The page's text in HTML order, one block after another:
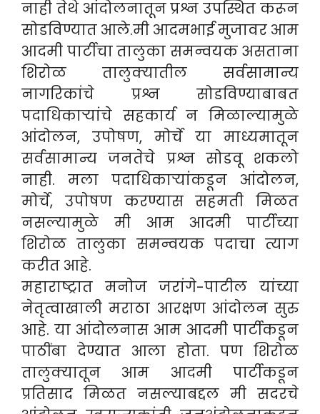
नाही तेथे आंदोलनातून प्रश्न उपस्थित करून
सोडविण्यात आले.मी आदमभाई मुजावर आम
आदमी पार्टीचा तालुका समन्वयक असताना
शिरोळ तालुक्यातील सर्वसामान्य
नागरिकांचे प्रश्न सोडविण्याबाबत
पदाधिकाऱ्यांचे सहकार्य न मिळाल्यामुळे
आंदोलन, उपोषण, मोर्चे या माध्यमातून
सर्वसामान्य जनतेचे प्रश्न सोडवू शकलो
नाही. मला पदाधिकाऱ्यांकडून आंदोलन,
मोर्चे, उपोषण करण्यास सहमती मिळत
नसल्यामुळे मी आम आदमी पार्टीच्या
शिरोळ तालुका समन्वयक पदाचा त्याग
करीत आहे.
महाराष्ट्रात मनोज जरांगे-पाटील यांच्या
नेतृत्वाखाली मराठा आरक्षण आंदोलन सुरु
आहे. या आंदोलनास आम आदमी पार्टीकडून
पाठींबा देण्यात आला होता. पण शिरोळ
तालुक्यातून आम आदमी पार्टीकडून
प्रतिसाद मिळत नसल्याबद्दल मी सदरचे